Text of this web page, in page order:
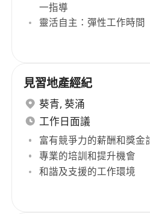
一指導
靈活自主：彈性工作時間
見習地產經紀
葵青, 葵涌
工作日面議
富有競爭力的薪酬和獎金
專業的培訓和提升機會
和諧及支援的工作環境